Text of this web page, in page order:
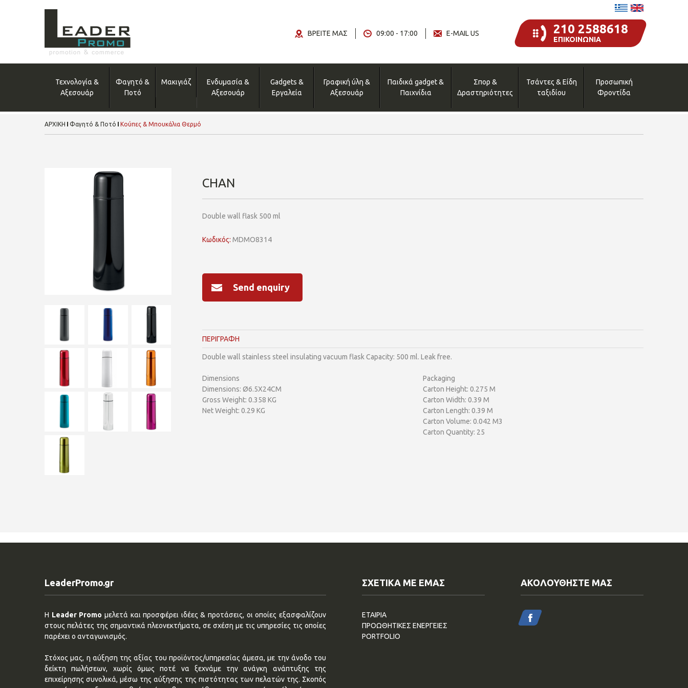
210 2588618
ΕΠΙΚΟΙΝΩΝΙΑ
E-MAIL US
09:00 - 17:00
ΒΡΕΙΤΕ ΜΑΣ
Τεχνολογία &
Αξεσουάρ
Φαγητό &
Ποτό
Μακιγιάζ
Ενδυμασία &
Αξεσουάρ
Gadgets &
Εργαλεία
Γραφική ύλη &
Αξεσουάρ
Παιδικά gadget &
Παιχνίδια
Σπορ &
Δραστηριότητες
Τσάντες & Είδη
ταξιδίου
Προσωπική
Φροντίδα
ΑΡΧΙΚΗ Φαγητό & Ποτό Κούπες & Μπουκάλια Θερμό
CHAN
Double wall flask 500 ml
Κωδικός: MDMO8314
Send enquiry
ΠΕΡΙΓΡΑΦΗ
Double wall stainless steel insulating vacuum flask Capacity: 500 ml. Leak free.
Dimensions
Dimensions: Ø6.5X24CM
Gross Weight: 0.358 KG
Net Weight: 0.29 KG
Packaging
Carton Height: 0.275 M
Carton Width: 0.39 M
Carton Length: 0.39 M
Carton Volume: 0.042 M3
Carton Quantity: 25
LeaderPromo.gr
Η Leader Promo μελετά και προσφέρει ιδέες & προτάσεις, οι οποίες εξασφαλίζουν
στους πελάτες της σημαντικά πλεονεκτήματα, σε σχέση με τις υπηρεσίες τις οποίες
παρέχει ο ανταγωνισμός.
Στόχος μας, η αύξηση της αξίας του προϊόντος/υπηρεσίας άμεσα, με την άνοδο του
δείκτη πωλήσεων, χωρίς όμως ποτέ να ξεχνάμε την ανάγκη ανάπτυξης της
επιχείρησης συνολικά, μέσω της αύξησης της πιστότητας των πελατών της. Σκοπός
ΣΧΕΤΙΚΑ ΜΕ ΕΜΑΣ
ΕΤΑΙΡΙΑ
ΠΡΟΩΘΗΤΙΚΕΣ ΕΝΕΡΓΕΙΕΣ
PORTFOLIO
ΑΚΟΛΟΥΘΗΣΤΕ ΜΑΣ